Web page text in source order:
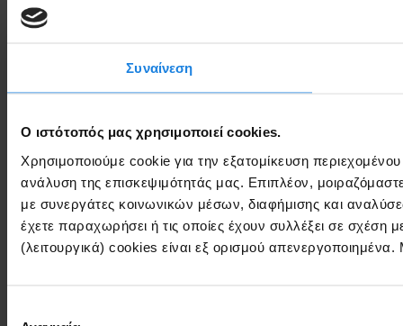
Συναίνεση
Ο ιστότοπός μας χρησιμοποιεί cookies.
Χρησιμοποιούμε cookie για την εξατομίκευση
ανάλυση της επισκεψιμότητάς μας. Επιπλέον,
με συνεργάτες κοινωνικών μέσων, διαφήμισης και
έχετε παραχωρήσει ή τις οποίες έχουν συλλέξει σε
(λειτουργικά) cookies είναι εξ ορισμού